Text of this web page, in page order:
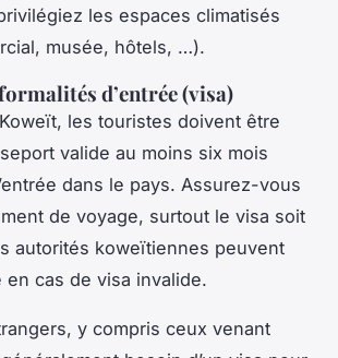
les espaces climatisés
musée, hôtels, …).
d’entrée (visa)
les touristes doivent être
valide au moins six mois
dans le pays. Assurez-vous
de voyage, surtout le visa soit
autorités koweïtiennes peuvent
en cas de visa invalide.
y compris ceux venant